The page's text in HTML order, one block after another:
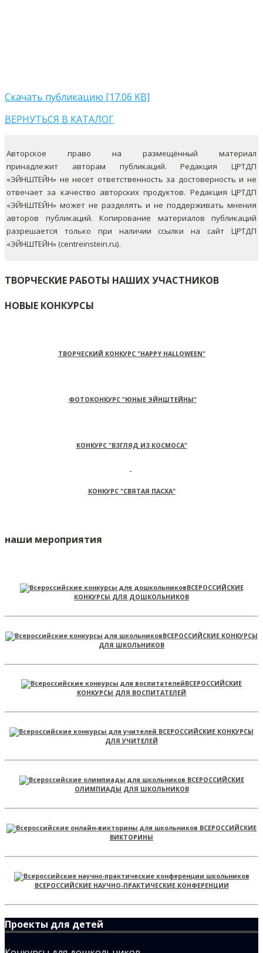
Скачать публикацию [17.06 KB]
ВЕРНУТЬСЯ В КАТАЛОГ
Авторское право на размещённый материал
принадлежит авторам публикаций. Редакция ЦРТДП
«ЭЙНШТЕЙН» не несет ответственность за достоверность и не
отвечает за качество авторских продуктов. Редакция ЦРТДП
«ЭЙНШТЕЙН» может не разделять и не поддерживать мнения
авторов публикаций. Копирование материалов публикаций
разрешается только при наличии ссылки на сайт ЦРТДП
«ЭЙНШТЕЙН» (centreinstein.ru).
ТВОРЧЕСКИЕ РАБОТЫ НАШИХ УЧАСТНИКОВ
НОВЫЕ КОНКУРСЫ
ТВОРЧЕСКИЙ КОНКУРС "HAPPY HALLOWEEN"
ФОТОКОНКУРС "ЮНЫЕ ЭЙНШТЕЙНЫ"
КОНКУРС "ВЗГЛЯД ИЗ КОСМОСА"
КОНКУРС "СВЯТАЯ ПАСХА"
наши мероприятия
ВСЕРОССИЙСКИЕ
КОНКУРСЫ ДЛЯ ДОШКОЛЬНИКОВ
ВСЕРОССИЙСКИЕ КОНКУРСЫ
ДЛЯ ШКОЛЬНИКОВ
ВСЕРОССИЙСКИЕ
КОНКУРСЫ ДЛЯ ВОСПИТАТЕЛЕЙ
ВСЕРОССИЙСКИЕ КОНКУРСЫ
ДЛЯ УЧИТЕЛЕЙ
ВСЕРОССИЙСКИЕ
ОЛИМПИАДЫ ДЛЯ ШКОЛЬНИКОВ
ВСЕРОССИЙСКИЕ
ВИКТОРИНЫ
ВСЕРОССИЙСКИЕ НАУЧНО-ПРАКТИЧЕСКИЕ КОНФЕРЕНЦИИ
Проекты для детей